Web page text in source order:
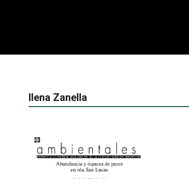
Ilena Zanella